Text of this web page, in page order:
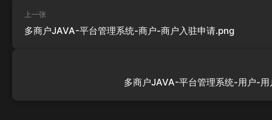
上一张
多商户JAVA-平台管理系统-商户-商户入驻申请.png
多商户JAVA-平台管理系统-用户-